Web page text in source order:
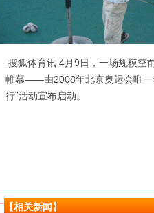
搜狐体育讯 4月9日，一场规模空
帷幕——由2008年北京奥运会唯一
行”活动宣布启动。
【相关新闻】